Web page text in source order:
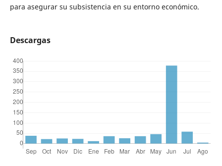
para asegurar su subsistencia en su entorno económico.
Descargas